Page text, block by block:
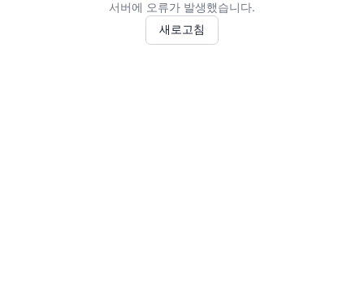
서버에 오류가 발생했습니다.
새로고침